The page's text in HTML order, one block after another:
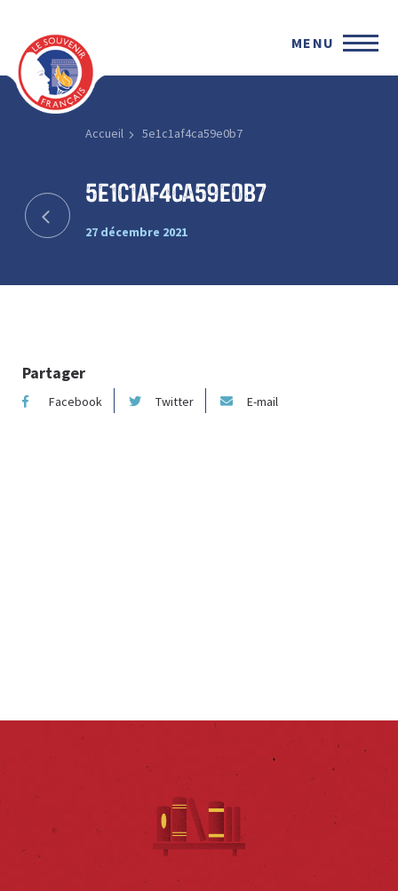
MENU
Accueil 5e1c1af4ca59e0b7
5e1c1af4ca59e0b7
27 décembre 2021
Partager
Facebook Twitter E-mail